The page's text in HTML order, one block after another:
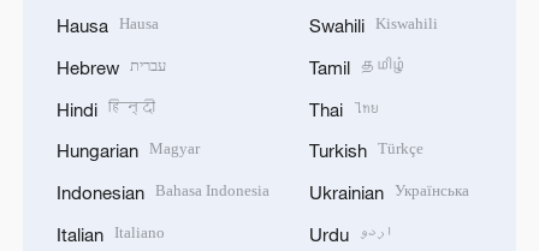
Hausa Hausa
Hebrew עברית
Hindi हिन्दी
Hungarian Magyar
Indonesian Bahasa Indonesia
Italian Italiano
Swahili Kiswahili
Tamil தமிழ்
Thai ไทย
Turkish Türkçe
Ukrainian Українська
Urdu اردو